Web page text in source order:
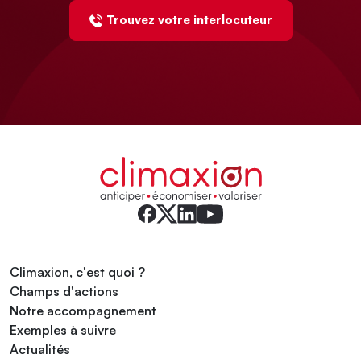
Trouvez votre interlocuteur
Climaxion, c'est quoi ?
Champs d'actions
Notre accompagnement
Exemples à suivre
Actualités